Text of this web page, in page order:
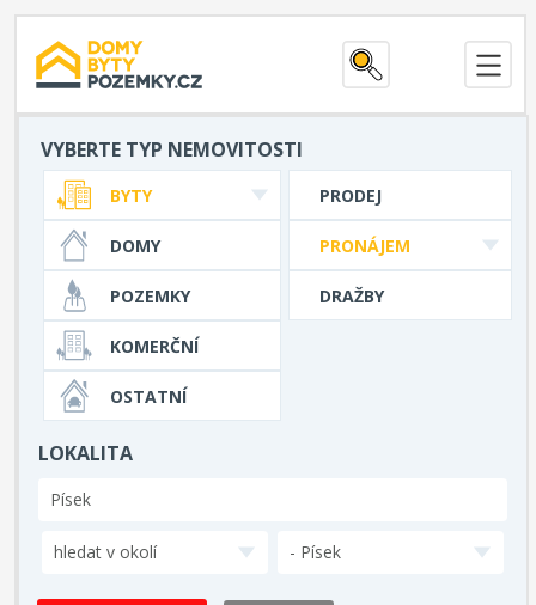
VYBERTE TYP NEMOVITOSTI
PRODEJ
PRONÁJEM
DRAŽBY
BYTY
DOMY
POZEMKY
KOMERČNÍ
OSTATNÍ
LOKALITA
hledat v okolí - Písek